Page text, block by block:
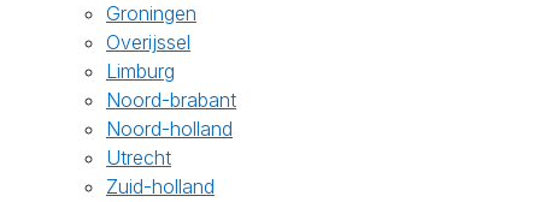
Groningen
Overijssel
Limburg
Noord-brabant
Noord-holland
Utrecht
Zuid-holland